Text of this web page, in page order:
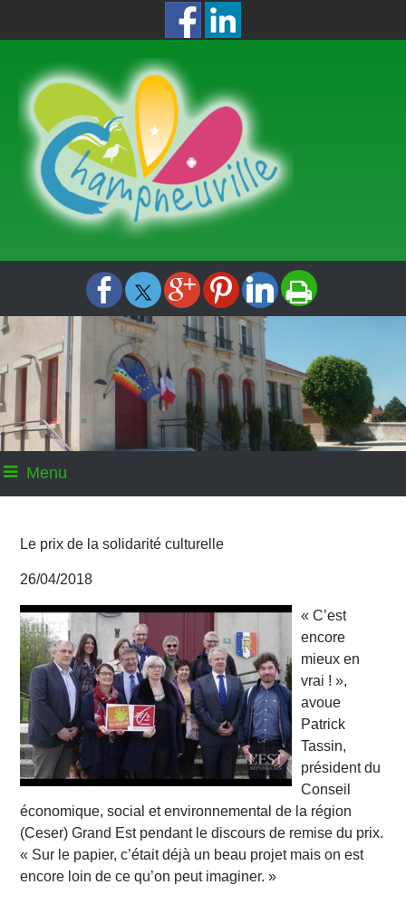
Menu
Le prix de la solidarité culturelle
26/04/2018
« C’est
encore
mieux en
vrai ! »,
avoue
Patrick
Tassin,
président du
Conseil
économique, social et environnemental de la région
(Ceser) Grand Est pendant le discours de remise du prix.
« Sur le papier, c’était déjà un beau projet mais on est
encore loin de ce qu’on peut imaginer. »